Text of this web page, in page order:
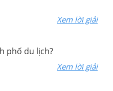
Xem lời giải
phố du lịch?
Xem lời giải